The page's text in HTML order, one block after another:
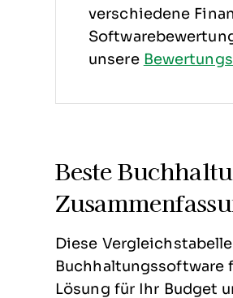
verschiedene
unsere
Beste
Diese
Buchhaltungssoftware
Lösung für Ihr Budget